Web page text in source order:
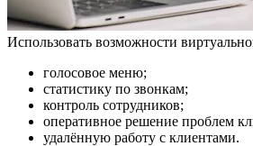
Использовать возможности
голосовое меню;
статистику по звонкам;
контроль сотрудников;
оперативное решение проблем
удалённую работу с клиентами.